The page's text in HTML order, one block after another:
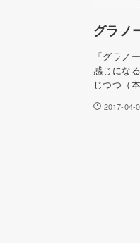
グラノ
「グラノ
感じにな
じつつ（
2017-04-